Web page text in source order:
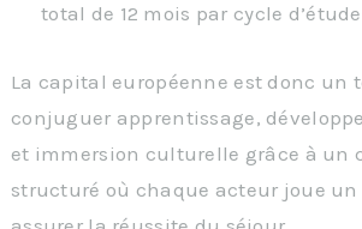
total de 12 mois par cycle
La capital européenne est donc un
conjuguer apprentissage,
et immersion culturelle grâce à un
structuré où chaque acteur joue un